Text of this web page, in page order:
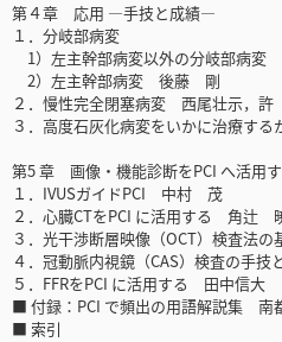
第４章 応用 ―手技と成績―
１．分岐部病変
1）左主幹部病変以外の分岐部病変
2）左主幹部病変 後藤 剛
２．慢性完全閉塞病変 西尾壮示，
３．高度石灰化病変をいかに治療す
第5 章 画像・機能診断をPCI へ活用
１．IVUSガイドPCI 中村 茂
２．心臓CTをPCI に活用する 角辻
３．光干渉断層映像（OCT）検査法
４．冠動脈内視鏡（CAS）検査の手
５．FFRをPCI に活用する 田中信大
■ 付録：PCI で頻出の用語解説集 南
■ 索引